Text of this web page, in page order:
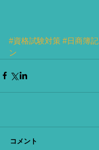
#資格試験対策 #日商簿記
ン
コメント